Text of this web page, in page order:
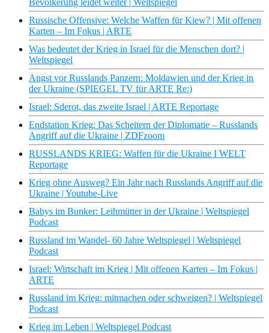
Bevölkerung leidet weiter | Weltspiegel
Russische Offensive: Welche Waffen für Kiew? | Mit offenen
Karten – Im Fokus | ARTE
Was bedeutet der Krieg in Israel für die Menschen dort? |
Weltspiegel
Angst vor Russlands Panzern: Moldawien und der Krieg in
der Ukraine (SPIEGEL TV für ARTE Re:)
Israel: Sderot, das zweite Israel | ARTE Reportage
Endstation Krieg: Das Scheitern der Diplomatie – Russlands
Angriff auf die Ukraine | ZDFzoom
RUSSLANDS KRIEG: Waffen für die Ukraine I WELT
Reportage
Krieg ohne Ausweg? Ein Jahr nach Russlands Angriff auf die
Ukraine | Youtube-Live
Babys im Bunker: Leihmütter in der Ukraine | Weltspiegel
Podcast
Russland im Wandel- 60 Jahre Weltspiegel | Weltspiegel
Podcast
Israel: Wirtschaft im Krieg | Mit offenen Karten – Im Fokus |
ARTE
Russland im Krieg: mitmachen oder schweigen? | Weltspiegel
Podcast
Krieg im Leben | Weltspiegel Podcast